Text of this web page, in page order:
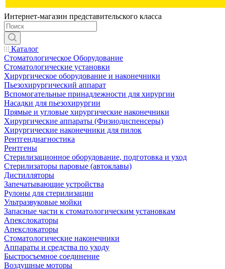
Интернет-магазин представительского класса
Каталог
Стоматологическое Оборудование
Стоматологические установки
Хирургическое оборудование и наконечники
Пьезохирургический аппарат
Вспомогательные принадлежности для хирургии
Насадки для пьезохирургии
Прямые и угловые хирургические наконечники
Хирургические аппараты (Физиодиспенсеры)
Хирургические наконечники для пилок
Рентгендиагностика
Рентгены
Стерилизационное оборудование, подготовка и уход
Стерилизаторы паровые (автоклавы)
Дистилляторы
Запечатывающие устройства
Рулоны для стерилизации
Ультразвуковые мойки
Запасные части к стоматологическим установкам
Апекслокаторы
Апекслокаторы
Стоматологические наконечники
Аппараты и средства по уходу
Быстросъемное соединение
Воздушные моторы